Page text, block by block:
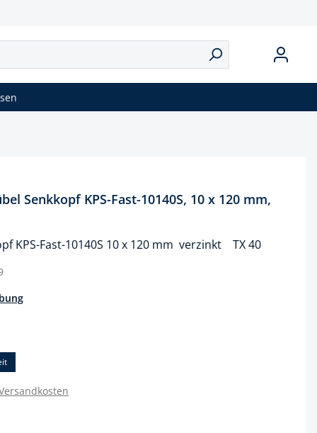
Senkkopf KPS-Fast-10140S, 10 x 120 mm,
KPS-Fast-10140S 10 x 120 mm verzinkt TX 40